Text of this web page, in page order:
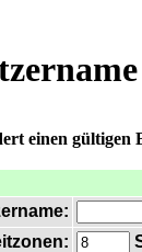
einen gültigen